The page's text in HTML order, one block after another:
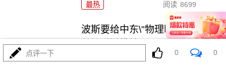
最热 阅读 8699
波斯要给中东\"物理断网\"，特朗
普忙递橄榄枝？
点评一下 0 0